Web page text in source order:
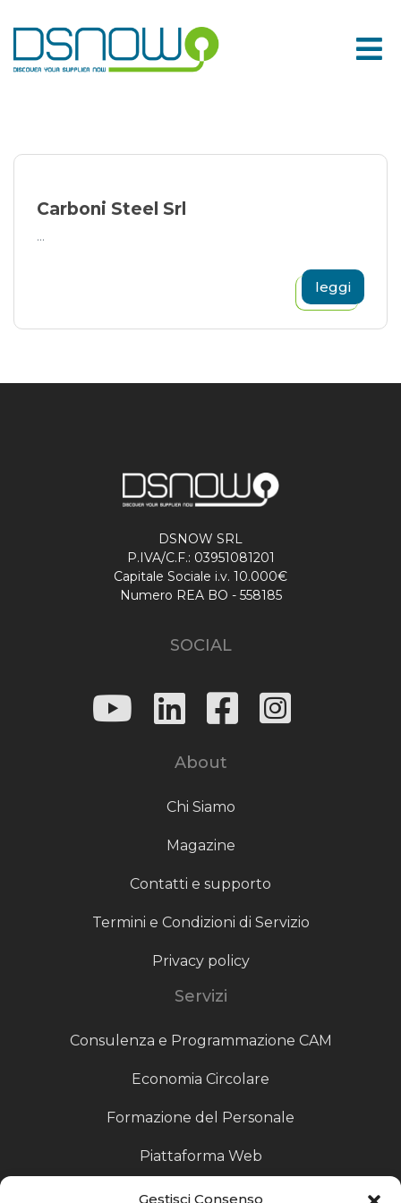
Gestisci Consenso
to
content
Carboni Steel Srl
...
leggi
DSNOW SRL
P.IVA/C.F.: 03951081201
Capitale Sociale i.v. 10.000€
Numero REA BO - 558185
SOCIAL
About
Chi Siamo
Magazine
Contatti e supporto
Termini e Condizioni di Servizio
Privacy policy
Servizi
Consulenza e Programmazione CAM
Economia Circolare
Formazione del Personale
Piattaforma Web
Scouting fornitori